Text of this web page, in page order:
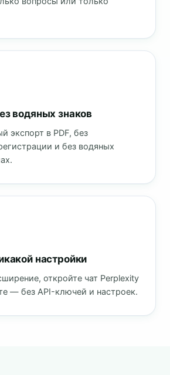
водяных знаков
экспорт в PDF, без
и без водяных
настройки
откройте чат Perplexity
— без API-ключей и настроек.